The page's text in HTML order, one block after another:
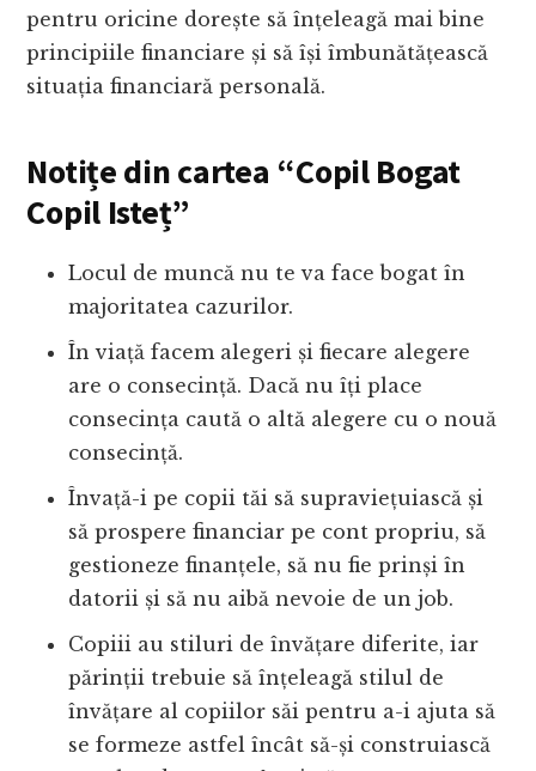
pentru oricine dorește să înțeleagă mai bine
principiile financiare și să își îmbunătățească
situația financiară personală.
Notițe din cartea “Copil Bogat
Copil Isteț”
Locul de muncă nu te va face bogat în
majoritatea cazurilor.
În viață facem alegeri și fiecare alegere
are o consecință. Dacă nu îți place
consecința caută o altă alegere cu o nouă
consecință.
Învață-i pe copii tăi să supraviețuiască și
să prospere financiar pe cont propriu, să
gestioneze finanțele, să nu fie prinși în
datorii și să nu aibă nevoie de un job.
Copiii au stiluri de învățare diferite, iar
părinții trebuie să înțeleagă stilul de
învățare al copiilor săi pentru a-i ajuta să
se formeze astfel încât să-și construiască